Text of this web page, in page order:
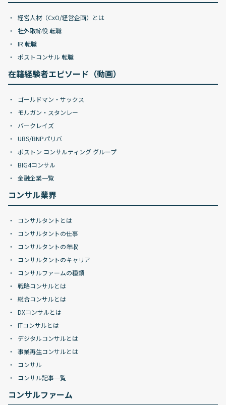
経営人材（CxO/経営企画）とは
社外取締役 転職
IR 転職
ポストコンサル 転職
在籍経験者エピソード（動画）
ゴールドマン・サックス
モルガン・スタンレー
バークレイズ
UBS/BNPパリバ
ボストン コンサルティング グループ
BIG4コンサル
金融企業一覧
コンサル業界
コンサルタントとは
コンサルタントの仕事
コンサルタントの年収
コンサルタントのキャリア
コンサルファームの種類
戦略コンサルとは
総合コンサルとは
DXコンサルとは
ITコンサルとは
デジタルコンサルとは
事業再生コンサルとは
コンサル
コンサル記事一覧
コンサルファーム